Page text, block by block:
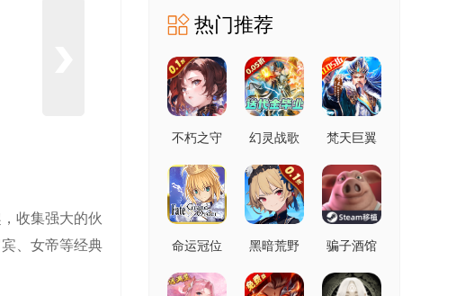
收集强大的伙
、女帝等经典
热门推荐
不朽之守
幻灵战歌 梵天巨翼
命运冠位
服
黑暗荒野 骗子酒馆